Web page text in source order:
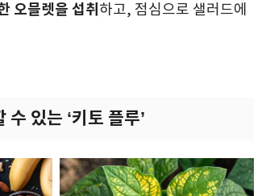
오믈렛을 섭취 하고, 점심으로 샐러드에
있는 ‘키토 플루’